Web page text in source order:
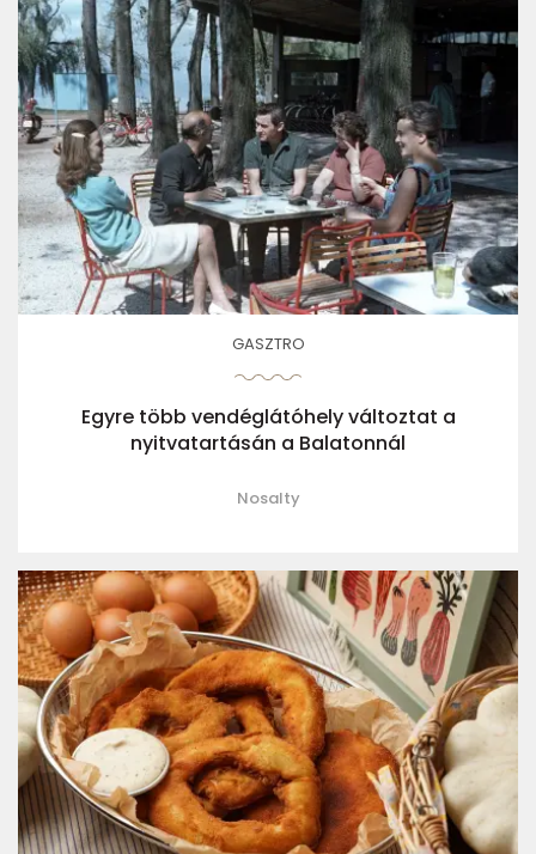
GASZTRO
Egyre több vendéglátóhely változtat a
nyitvatartásán a Balatonnál
Nosalty